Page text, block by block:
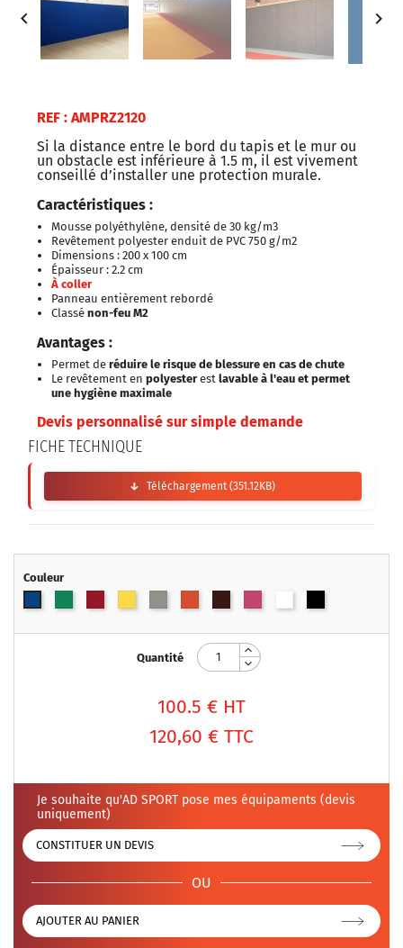
 
REF : AMPRZ2120
Si la distance entre le bord du tapis et le mur ou
un obstacle est inférieure à 1.5 m, il est vivement
conseillé d’installer une protection murale.
Caractéristiques :
Mousse polyéthylène, densité de 30 kg/m3
Revêtement polyester enduit de PVC 750 g/m2
Dimensions : 200 x 100 cm
Épaisseur : 2.2 cm
À coller
Panneau entièrement rebordé
Classé non-feu M2
Avantages :
Permet de réduire le risque de blessure en cas de chute
Le revêtement en polyesterest lavable à l'eau et permet
une hygiène maximale
Devis personnalisé sur simple demande
FICHE TECHNIQUE
Téléchargement (351.12KB)
Couleur
Quantité
100.5 € HT
120,60 € TTC
Je souhaite qu'AD SPORT pose mes équipaments (devis
uniquement)
CONSTITUER UN DEVIS
OU
AJOUTER AU PANIER